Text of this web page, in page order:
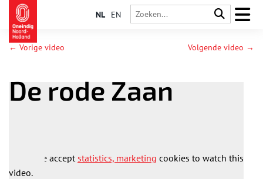
NL EN
← Vorige video Volgende video →
De rode Zaan
Please acceptstatistics, marketing cookies to watch this
video.